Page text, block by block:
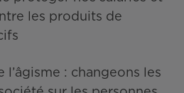
les produits de
l’âgisme : changeons les